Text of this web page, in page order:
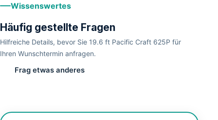
Wissenswertes
Häufig gestellte Fragen
Hilfreiche Details, bevor Sie 19.6 ft Pacific Craft 625P für
Ihren Wunschtermin anfragen.
Frag etwas anderes